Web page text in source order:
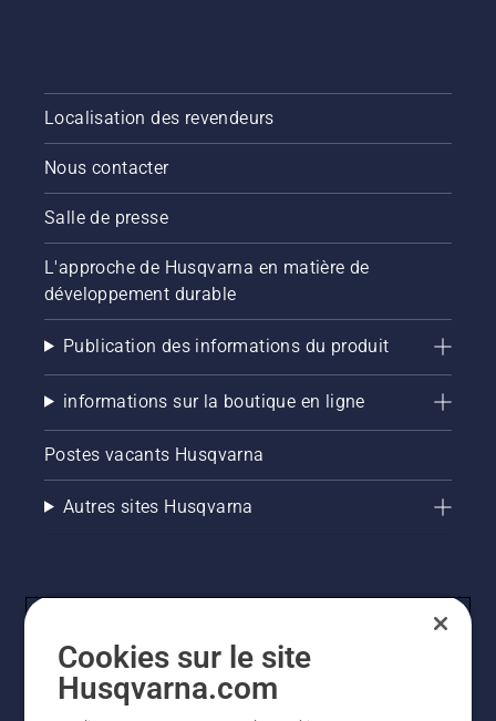
Localisation des revendeurs
Nous contacter
Salle de presse
L'approche de Husqvarna en matière de
développement durable
Publication des informations du produit
informations sur la boutique en ligne
Postes vacants Husqvarna
Autres sites Husqvarna
Cookies sur le site
Husqvarna.com